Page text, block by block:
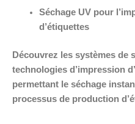
Séchage UV pour
d’étiquettes
Découvrez les systèmes de
technologies d’impression
permettant le séchage
processus de production